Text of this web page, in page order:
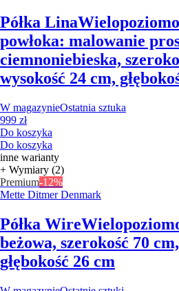
Półka Lina
powłoka: malowanie
ciemnoniebieska,
wysokość 24 cm,
W magazynieOstatnia sztuka
999 zł
Do koszyka
Do koszyka
inne warianty
+ Wymiary (2)
Premium-12%
Mette Ditmer Denmark
Półka Wire
beżowa, szerokość 70
głębokość 26 cm